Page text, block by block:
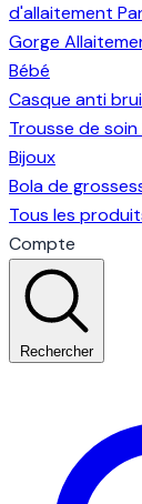
d'allaitement
Gorge
Bébé
Casque anti
Trousse de
Bijoux
Bola de
Tous les
Compte
Rechercher